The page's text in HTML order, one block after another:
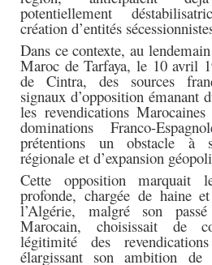
potentiellement
création d’entités
Dans ce contexte, au
Maroc de Tarfaya, le 10 avril
de Cintra, des sources
signaux d’opposition
les revendications
dominations Franco-
prétentions un obstacle à
régionale et d’expansion
Cette opposition marquait
profonde, chargée de haine
l’Algérie, malgré son
Marocain, choisissait de
légitimité des
élargissant son ambition de